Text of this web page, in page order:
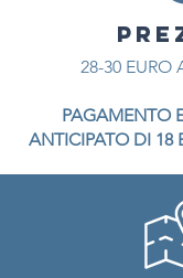
28-30 EURO
PAGAMENTO
ANTICIPATO DI 18